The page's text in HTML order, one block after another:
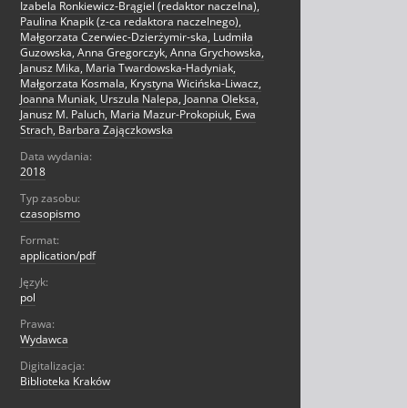
Izabela Ronkiewicz-Brągiel (redaktor naczelna),
Paulina Knapik (z-ca redaktora naczelnego),
Małgorzata Czerwiec-Dzierżymir-ska, Ludmiła
Guzowska, Anna Gregorczyk, Anna Grychowska,
Janusz Mika, Maria Twardowska-Hadyniak,
Małgorzata Kosmala, Krystyna Wicińska-Liwacz,
Joanna Muniak, Urszula Nalepa, Joanna Oleksa,
Janusz M. Paluch, Maria Mazur-Prokopiuk, Ewa
Strach, Barbara Zajączkowska
Data wydania:
2018
Typ zasobu:
czasopismo
Format:
application/pdf
Język:
pol
Prawa:
Wydawca
Digitalizacja:
Biblioteka Kraków